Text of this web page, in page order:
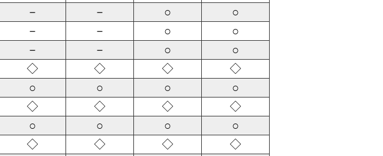
－ － ○ ○
－ － ○ ○
－ － ○ ○
◇ ◇ ◇ ◇
○ ○ ○ ○
◇ ◇ ◇ ◇
○ ○ ○ ○
◇ ◇ ◇ ◇